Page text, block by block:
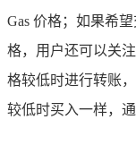
Gas 价格；如果希
格，用户还可以关
格较低时进行转账
较低时买入一样，